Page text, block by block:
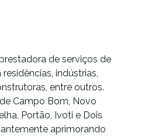
de serviços de
indústrias,
entre outros.
Campo Bom, Novo
Portão, Ivoti e Dois
aprimorando